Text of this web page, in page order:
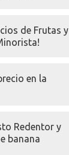
de Frutas y
en la
Redentor y
banana